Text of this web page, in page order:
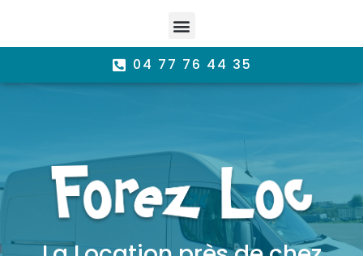
04 77 76 44 35